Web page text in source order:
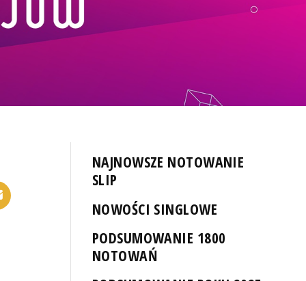
NAJNOWSZE NOTOWANIE
SLIP
NOWOŚCI SINGLOWE
PODSUMOWANIE 1800
NOTOWAŃ